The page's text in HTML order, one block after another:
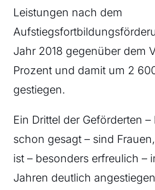
Leistungen nach dem
Jahr 2018 gegenüber dem
Prozent und damit um 2
gestiegen.
Ein Drittel der Geförderten
schon gesagt – sind
ist – besonders erfreulich –
Jahren deutlich